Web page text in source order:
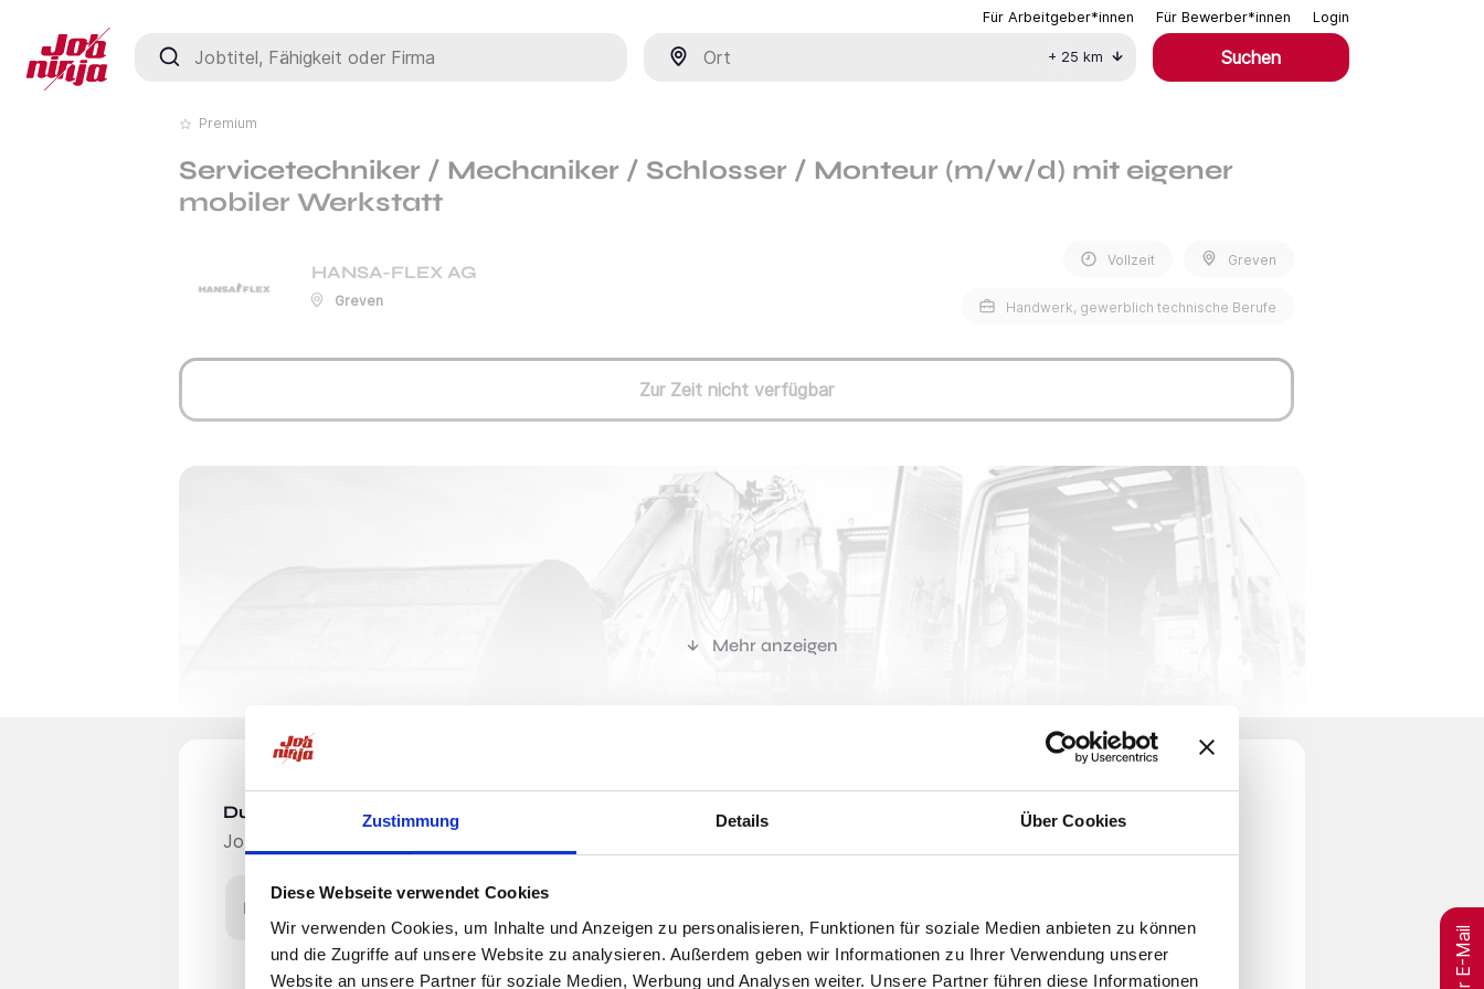
Zustimmung Details Über Cookies
Diese Webseite verwendet Cookies
Wir verwenden Cookies, um Inhalte und Anzeigen zu personalisieren, Funktionen für soziale Medien anbieten zu können
und die Zugriffe auf unsere Website zu analysieren. Außerdem geben wir Informationen zu Ihrer Verwendung unserer
Website an unsere Partner für soziale Medien, Werbung und Analysen weiter. Unsere Partner führen diese Informationen
Für Arbeitgeber*innen Für Bewerber*innen Login
Jobtitel, Fähigkeit oder Firma
+ 25 km Suchen
Premium
Servicetechniker / Mechaniker / Schlosser / Monteur (m/w/d) mit eigener
mobiler Werkstatt
HANSA-FLEX AG
Greven
Vollzeit Greven
Handwerk, gewerblich technische Berufe
Zur Zeit nicht verfügbar
Einleitung
Mehr anzeigen
Du möchtest Jobs, die zu Dir passen?
Jobangebote per E-Mail erhalten
E-Mail-Adresse